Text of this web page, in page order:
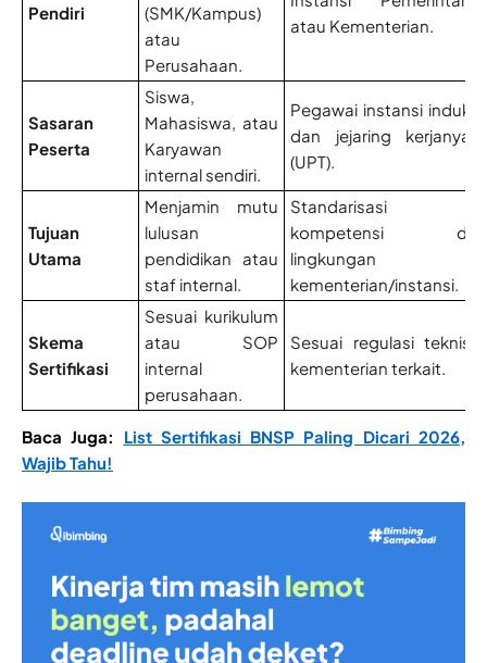
Pendiri
(SMK/Kampus)
atau
Perusahaan.
atau Kementerian.
Sasaran
Peserta
Siswa,
Mahasiswa, atau
Karyawan
internal sendiri.
Pegawai instansi induk
dan jejaring kerjanya
(UPT).
Tujuan
Utama
Menjamin mutu
lulusan
pendidikan atau
staf internal.
Standarisasi
kompetensi di
lingkungan
kementerian/instansi.
Skema
Sertifikasi
Sesuai kurikulum
atau SOP
internal
perusahaan.
Sesuai regulasi teknis
kementerian terkait.
Baca Juga: List Sertifikasi BNSP Paling Dicari 2026,
Wajib Tahu!